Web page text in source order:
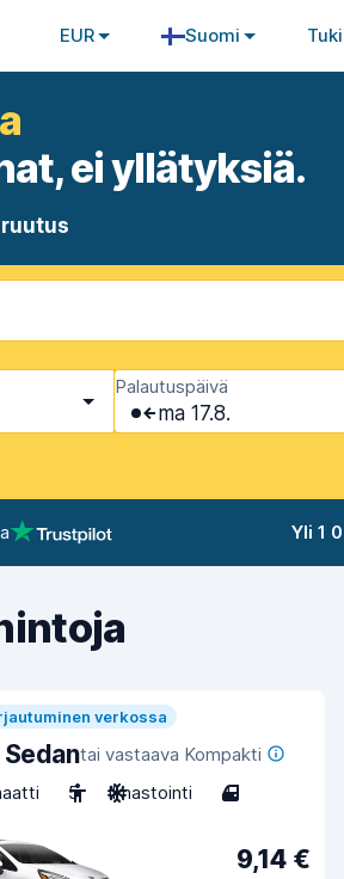
EUR Suomi Tuki
ei yllätyksiä.
Palautuspäivä
ma 17.8.
Yli 1
verkossa
Sedantai vastaava Kompakti
5 Ilmastointi 4
9,14 €